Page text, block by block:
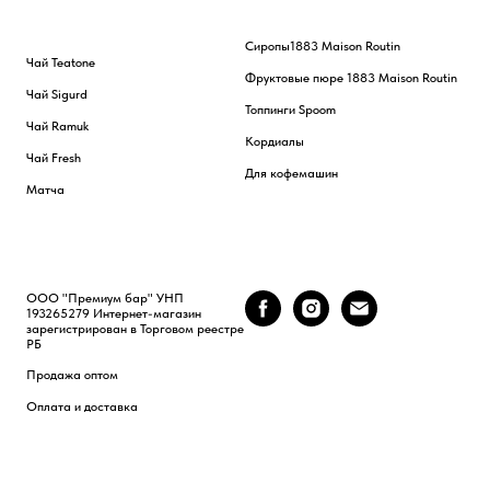
Чай Teatone
Чай Sigurd
Чай Ramuk
Чай Fresh
Матча
Сиропы1883 Maison Routin
Фруктовые пюре 1883 Maison Routin
Топпинги Spoom
Кордиалы
Для кофемашин
ООО "Премиум бар" УНП
193265279 Интернет-магазин
зарегистрирован в Торговом реестре
РБ
Продажа оптом
Оплата и доставка